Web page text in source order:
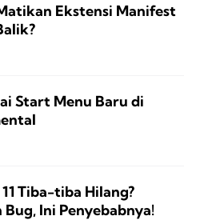
Ekstensi Manifest
Start Menu Baru di
Tiba-tiba Hilang?
Ini Penyebabnya!